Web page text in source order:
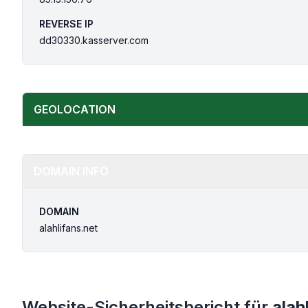
REVERSE IP
dd30330.kasserver.com
GEOLOCATION
DOMAIN
alahlifans.net